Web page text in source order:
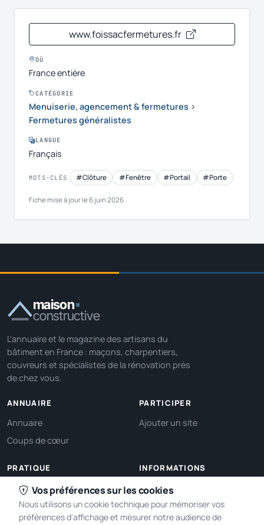
www.foissacfermetures.fr
OÙ
France entière
CATÉGORIE
Menuiserie, agencement & fermetures ›
Fermetures généralistes
LANGUE
Français
MOTS-CLÉS #Clôture #Fenêtre #Portail #Porte
Fiche mise à jour le 6 juin 2026
maison
constructive
L'annuaire et le magazine des artisans du
bâtiment en France : maçons, charpentiers,
couvreurs et spécialistes de la rénovation près
de chez vous.
ANNUAIRE
Annuaire
Coups de cœur
PARTICIPER
Ajouter un site
PRATIQUE
Ma localisation
Gérer mes cookies
INFORMATIONS
À propos
Contact
Vos préférences sur les cookies
Nous utilisons un cookie technique pour mémoriser vos
préférences d'affichage et mesurer notre audience de